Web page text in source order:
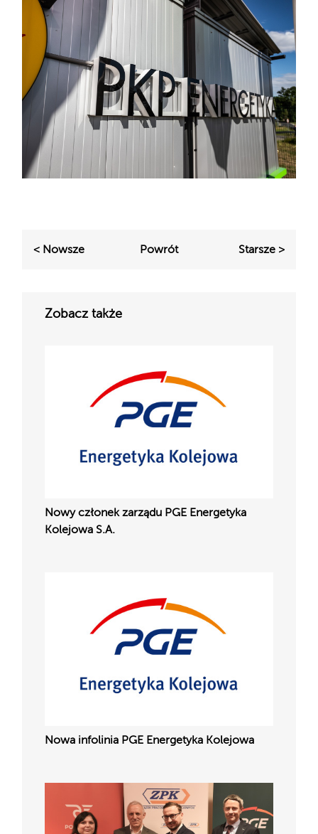
< Nowsze Powrót Starsze >
Zobacz także
Nowy członek zarządu PGE Energetyka
Kolejowa S.A.
Nowa infolinia PGE Energetyka Kolejowa